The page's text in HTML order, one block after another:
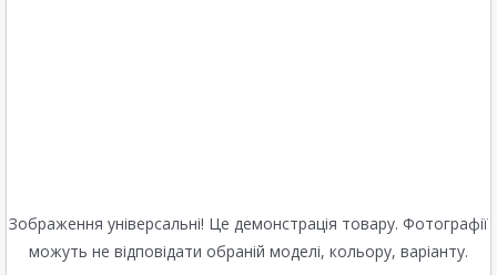
Зображення універсальні! Це демонстрація товару. Фотографії
можуть не відповідати обраній моделі, кольору, варіанту.